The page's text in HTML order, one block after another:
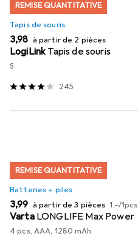
REMISE QUANTITATIVE
Tapis de souris
EUR
3,98 à partir de 2 pièces
LogiLinkTapis de souris
S
245
REMISE QUANTITATIVE
Batteries + piles
EUR
3,99 à partir de 3 pièces EUR
1,–/1pcs
Varta LONGLIFE Max Power
4 pcs, AAA, 1280 mAh